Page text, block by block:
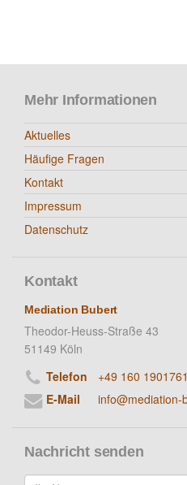
Mehr Informationen
Aktuelles
Häufige Fragen
Kontakt
Impressum
Datenschutz
Kontakt
Mediation Bubert
Theodor-Heuss-Straße 43
51149 Köln
Telefon
+49 160 1901761
E-Mail
info@mediation-
Nachricht senden